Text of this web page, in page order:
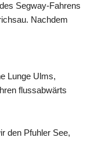
Segway-Fahrens
Nachdem
Lunge Ulms,
flussabwärts
den Pfuhler See,